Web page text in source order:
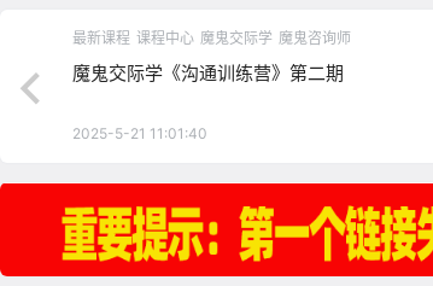
最新课程 课程中心 魔鬼交际学 魔鬼咨询师
魔鬼交际学《沟通训练营》第二期
2025-5-21 11:01:40